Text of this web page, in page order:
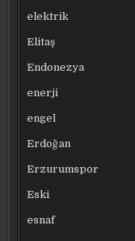
elektrik
Elitaş
Endonezya
enerji
engel
Erdoğan
Erzurumspor
Eski
esnaf